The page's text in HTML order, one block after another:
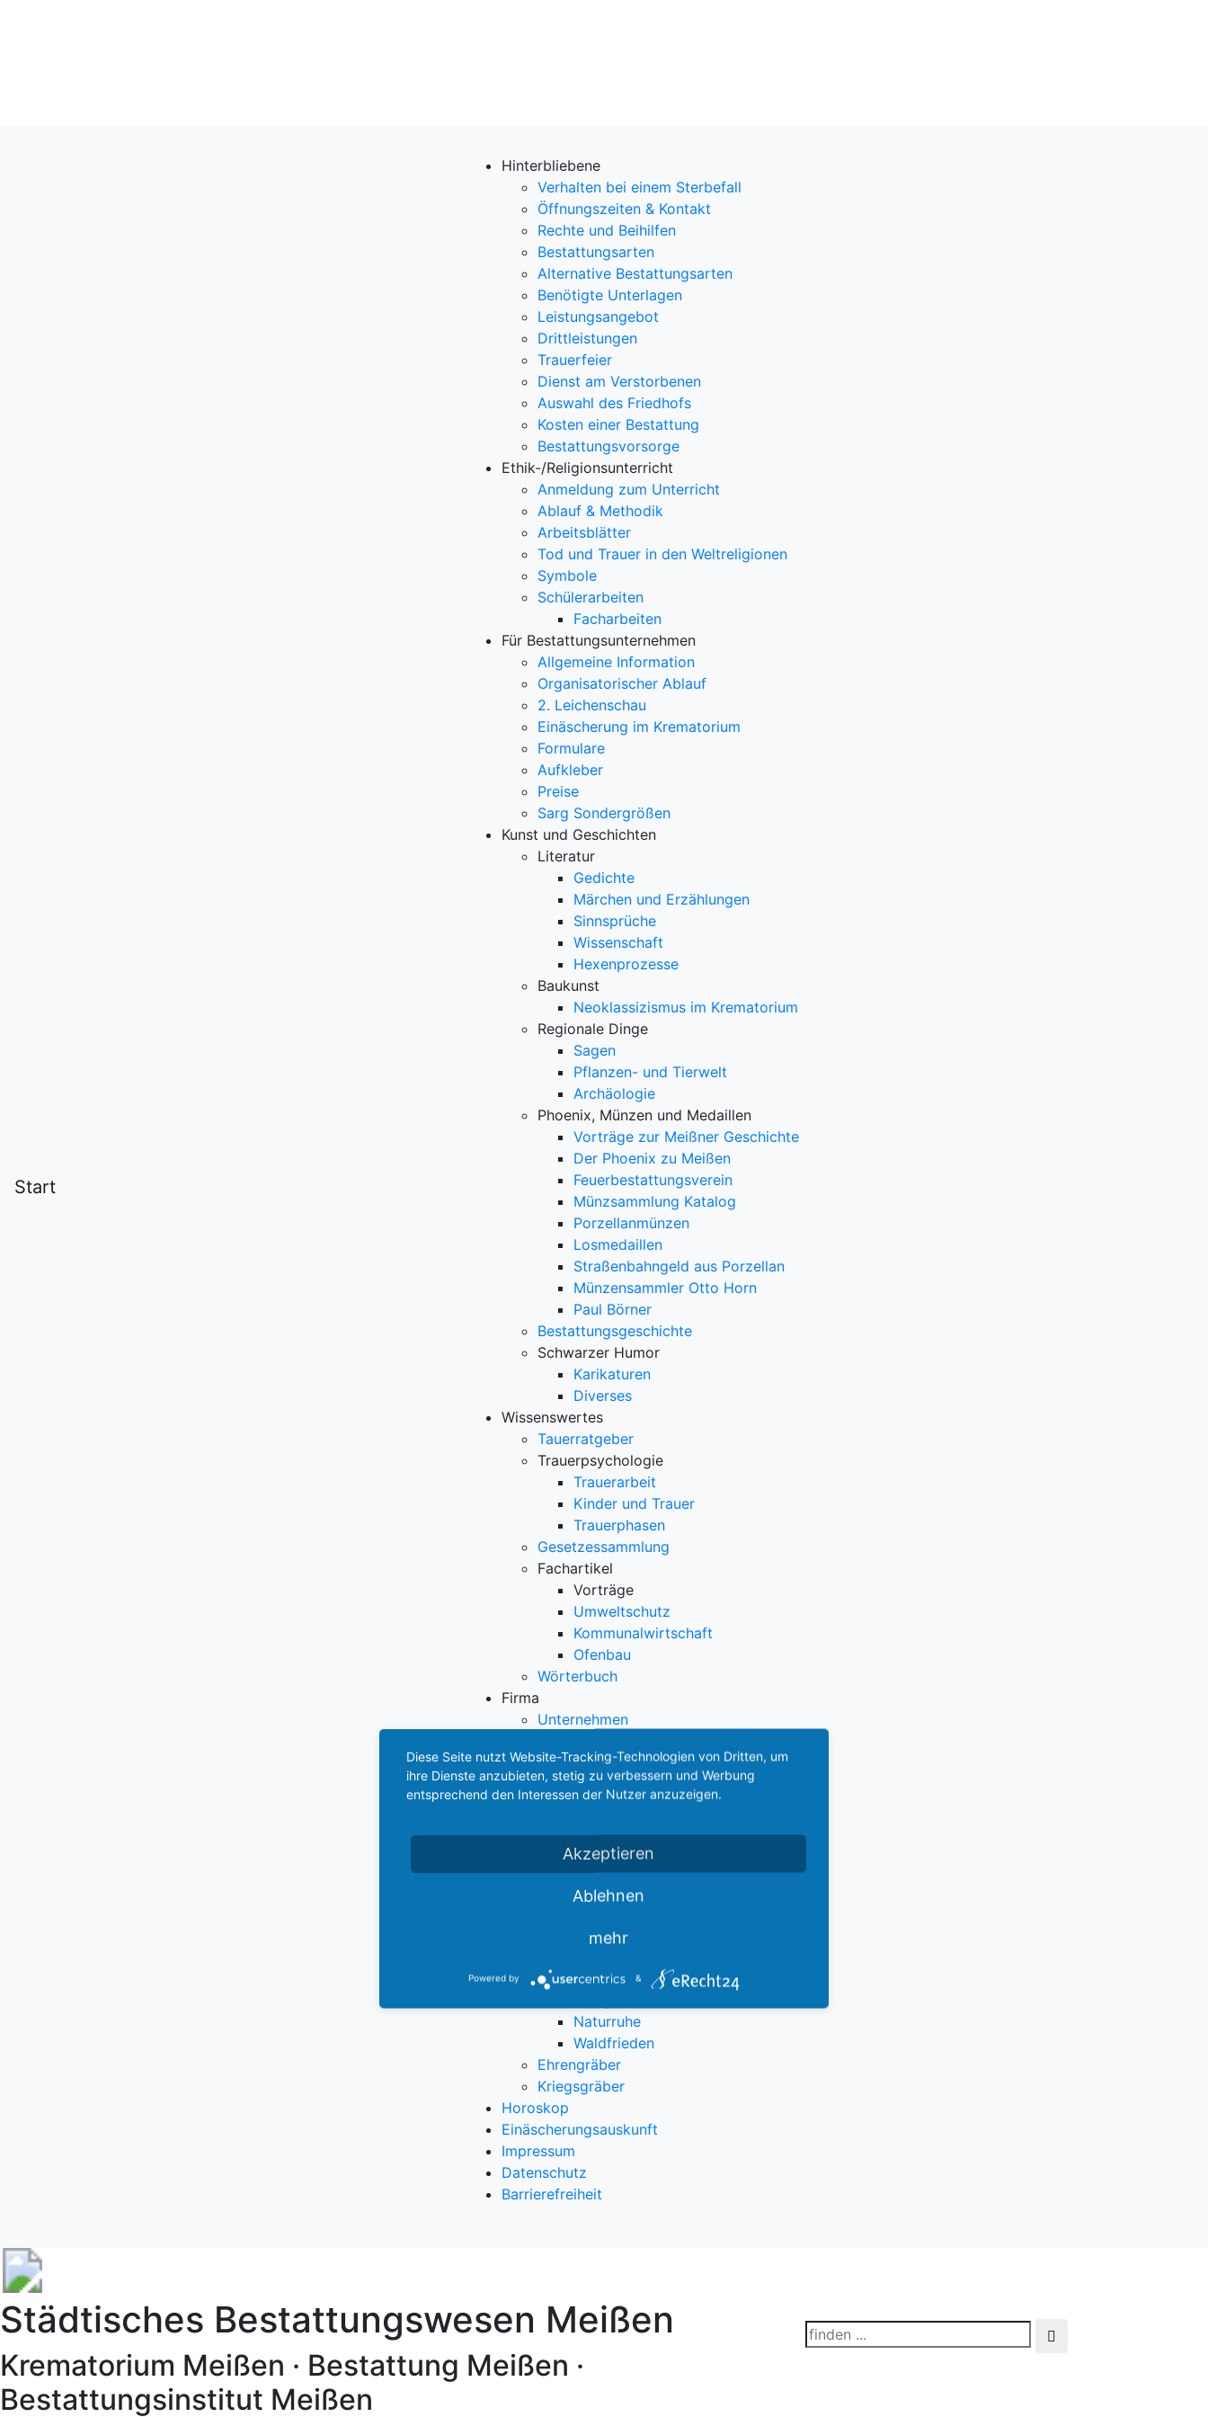
Start
Hinterbliebene
Verhalten bei einem Sterbefall
Öffnungszeiten & Kontakt
Rechte und Beihilfen
Bestattungsarten
Alternative Bestattungsarten
Benötigte Unterlagen
Leistungsangebot
Drittleistungen
Trauerfeier
Dienst am Verstorbenen
Auswahl des Friedhofs
Kosten einer Bestattung
Bestattungsvorsorge
Ethik-/Religionsunterricht
Anmeldung zum Unterricht
Ablauf & Methodik
Arbeitsblätter
Tod und Trauer in den Weltreligionen
Symbole
Schülerarbeiten
Facharbeiten
Für Bestattungsunternehmen
Allgemeine Information
Organisatorischer Ablauf
2. Leichenschau
Einäscherung im Krematorium
Formulare
Aufkleber
Preise
Sarg Sondergrößen
Kunst und Geschichten
Literatur
Gedichte
Märchen und Erzählungen
Sinnsprüche
Wissenschaft
Hexenprozesse
Baukunst
Neoklassizismus im Krematorium
Regionale Dinge
Sagen
Pflanzen- und Tierwelt
Archäologie
Phoenix, Münzen und Medaillen
Vorträge zur Meißner Geschichte
Der Phoenix zu Meißen
Feuerbestattungsverein
Münzsammlung Katalog
Porzellanmünzen
Losmedaillen
Straßenbahngeld aus Porzellan
Münzensammler Otto Horn
Paul Börner
Bestattungsgeschichte
Schwarzer Humor
Karikaturen
Diverses
Wissenswertes
Tauerratgeber
Trauerpsychologie
Trauerarbeit
Kinder und Trauer
Trauerphasen
Gesetzessammlung
Fachartikel
Vorträge
Umweltschutz
Kommunalwirtschaft
Ofenbau
Wörterbuch
Firma
Unternehmen
Entgeltregelung
Betriebsgeschichte
Stellenangebote / Praktika
Angedenken
Bildergalerie
Öffnungszeiten & Kontakt
Friedhöfe in unserer Gegend
Friedhöfe im Umland
Naturruhe
Waldfrieden
Ehrengräber
Kriegsgräber
Horoskop
Einäscherungsauskunft
Impressum
Datenschutz
Barrierefreiheit
Städtisches Bestattungswesen Meißen
Krematorium Meißen · Bestattung Meißen ·
Bestattungsinstitut Meißen
Diese Seite nutzt Website-Tracking-Technologien von Dritten, um
ihre Dienste anzubieten, stetig zu verbessern und Werbung
entsprechend den Interessen der Nutzer anzuzeigen.
Akzeptieren
Ablehnen
mehr
Powered by &